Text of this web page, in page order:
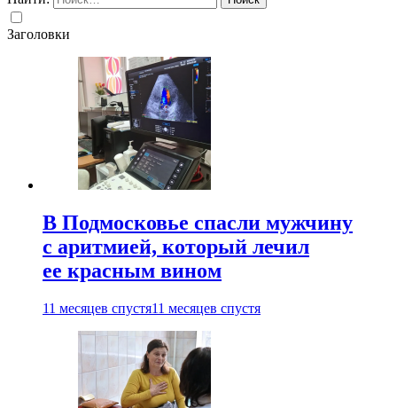
Заголовки
В Подмосковье спасли мужчину
с аритмией, который лечил
ее красным вином
11 месяцев спустя11 месяцев спустя